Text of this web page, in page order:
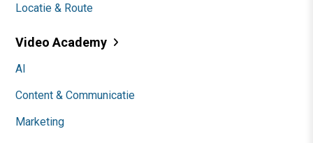
Locatie & Route
Video Academy
AI
Content & Communicatie
Marketing